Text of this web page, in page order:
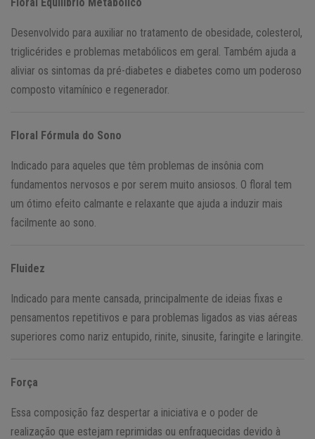
Desenvolvido para auxiliar no tratamento de obesidade, colesterol,
triglicérides e problemas metabólicos em geral. Também ajuda a
aliviar os sintomas da pré-diabetes e diabetes como um poderoso
composto vitamínico e regenerador.
Floral Fórmula do Sono
Indicado para aqueles que têm problemas de insônia com
fundamentos nervosos e por serem muito ansiosos. O floral tem
um ótimo efeito calmante e relaxante que ajuda a induzir mais
facilmente ao sono.
Fluidez
Indicado para mente cansada, principalmente de ideias fixas e
pensamentos repetitivos e para problemas ligados as vias aéreas
superiores como nariz entupido, rinite, sinusite, faringite e laringite.
Força
Essa composição faz despertar a iniciativa e o poder de
realização que estejam reprimidas ou enfraquecidas devido à